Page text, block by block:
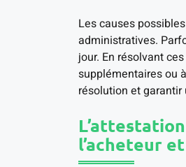
Les causes
administratives.
jour. En résolvant
supplémentaires ou
résolution et
l’acheteur